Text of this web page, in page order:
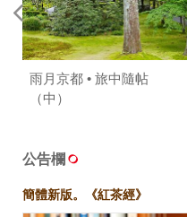
雨月京都 • 旅中隨帖
（中）
公告欄
簡體新版。《紅茶經》